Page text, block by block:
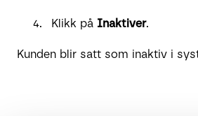
Klikk på Inaktiver.
Kunden blir satt som inaktiv i